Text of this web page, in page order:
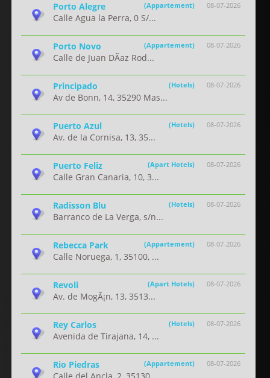
08-07-2026
Porto Alegre (Appartement)
Calle Agua la Perra, 0 S/...
08-07-2026
Porto Novo (Appartement)
Calle de Juan DÃ­az Rod...
08-07-2026
Principado (Hotels)
Av de Bonn, 14, 35290 Mas...
08-07-2026
Puerto Azul (Hotels)
Av. de la Cornisa, 13, 35...
08-07-2026
Puerto Feliz (Apart Hotels)
Calle Gran Canaria, 10, 3...
08-07-2026
Radisson Blu (Hotels)
Barranco de La Verga, s/n...
08-07-2026
Rebecca Park (Appartement)
Calle Noruega, 1, 35100, ...
08-07-2026
Revoli (Apart Hotels)
Av. de MogÃ¡n, 13, 3513...
08-07-2026
Rey Carlos (Hotels)
Avenida de Tirajana, 14, ...
08-07-2026
Rio Piedras (Appartement)